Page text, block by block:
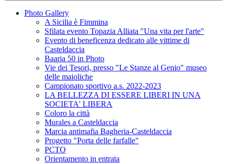
Photo Gallery
A Sicilia è Fimmina
Sfilata evento Topazia Alliata "Una vita per l'arte"
Evento di beneficenza dedicato alle vittime di
Casteldaccia
Baaria 50 in Photo
Vie dei Tesori, presso "Le Stanze al Genio" museo
delle maioliche
Campionato sportivo a.s. 2022-2023
LA BELLEZZA DI ESSERE LIBERI IN UNA
SOCIETA' LIBERA
Coloro la città
Murales a Casteldaccia
Marcia antimafia Bagheria-Casteldaccia
Progetto "Porta delle farfalle"
PCTO
Orientamento in entrata